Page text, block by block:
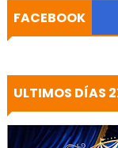
FACEBOOK
ULTIMOS DÍAS